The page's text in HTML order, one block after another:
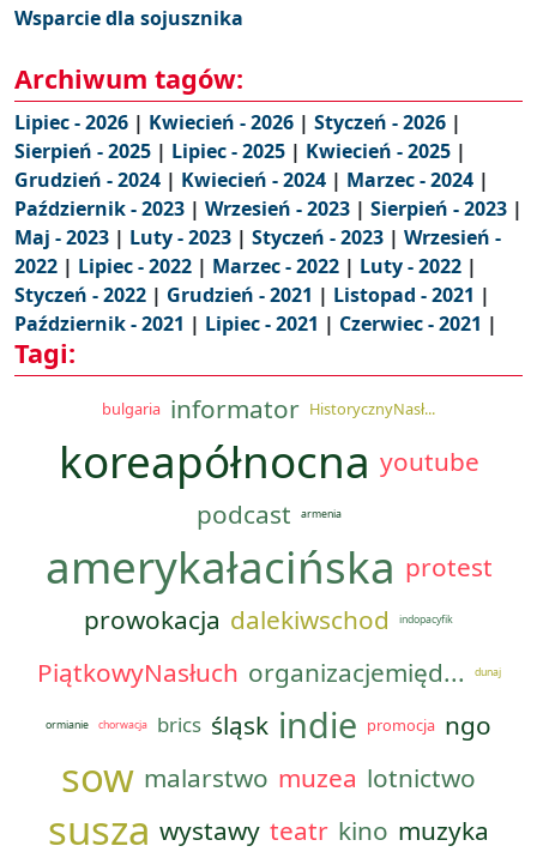
Wsparcie dla sojusznika
Archiwum tagów:
Lipiec - 2026 | Kwiecień - 2026 | Styczeń - 2026 |
Sierpień - 2025 | Lipiec - 2025 | Kwiecień - 2025 |
Grudzień - 2024 | Kwiecień - 2024 | Marzec - 2024 |
Październik - 2023 | Wrzesień - 2023 | Sierpień - 2023 |
Maj - 2023 | Luty - 2023 | Styczeń - 2023 | Wrzesień -
2022 | Lipiec - 2022 | Marzec - 2022 | Luty - 2022 |
Styczeń - 2022 | Grudzień - 2021 | Listopad - 2021 |
Październik - 2021 | Lipiec - 2021 | Czerwiec - 2021 |
Tagi:
bulgaria informator HistorycznyNasł...
koreapółnocna youtube
podcast
armenia
amerykałacińska protest
prowokacja dalekiwschod indopacyfik
PiątkowyNasłuch organizacjemięd... dunaj
ormianie chorwacja brics śląsk indie promocja ngo
sow malarstwo muzea lotnictwo
susza wystawy teatr kino muzyka